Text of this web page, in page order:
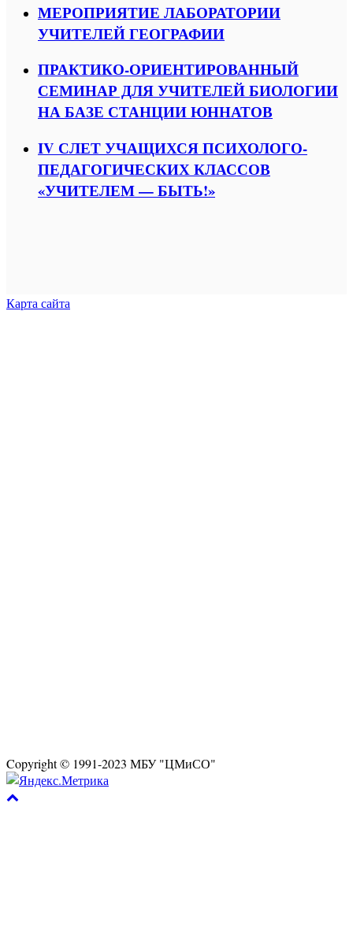
МЕРОПРИЯТИЕ ЛАБОРАТОРИИ
УЧИТЕЛЕЙ ГЕОГРАФИИ
ПРАКТИКО-ОРИЕНТИРОВАННЫЙ
СЕМИНАР ДЛЯ УЧИТЕЛЕЙ БИОЛОГИИ
НА БАЗЕ СТАНЦИИ ЮННАТОВ
IV СЛЕТ УЧАЩИХСЯ ПСИХОЛОГО-
ПЕДАГОГИЧЕСКИХ КЛАССОВ
«УЧИТЕЛЕМ — БЫТЬ!»
Карта сайта
Copyright © 1991-2023 МБУ "ЦМиСО"